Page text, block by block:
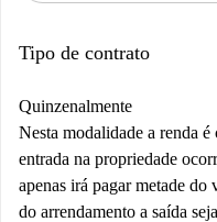
Tipo de contrato
Quinzenalmente
Nesta modalidade a renda
entrada na propriedade
apenas irá pagar metade
do arrendamento a saída